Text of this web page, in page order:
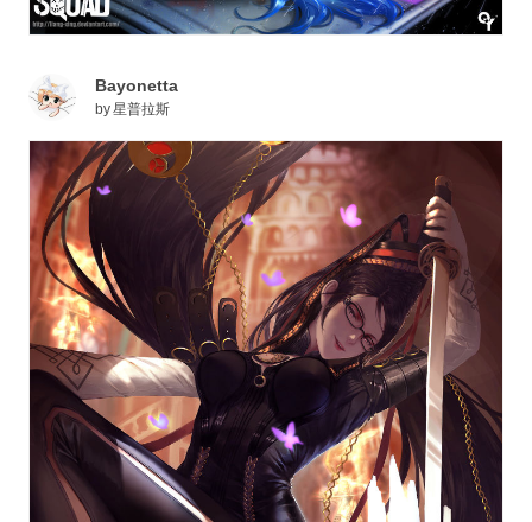
Bayonetta
by星普拉斯